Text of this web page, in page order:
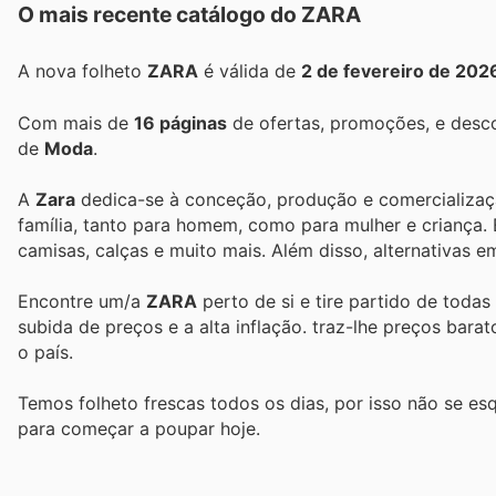
O mais recente catálogo do ZARA
A nova folheto ZARA é válida de 2 de fevereiro de
Com mais de 16 páginas de ofertas, promoções, e
de Moda.
A Zara dedica-se à conceção, produção e
família, tanto para homem, como para mulher e
camisas, calças e muito mais. Além disso, alternativas
Encontre um/a ZARA perto de si e tire partido de todas
subida de preços e a alta inflação. traz-lhe preços
o país.
Temos folheto frescas todos os dias, por isso não se
para começar a poupar hoje.